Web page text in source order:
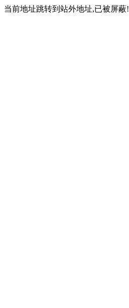
当前地址跳转到站外地址,已被屏蔽!